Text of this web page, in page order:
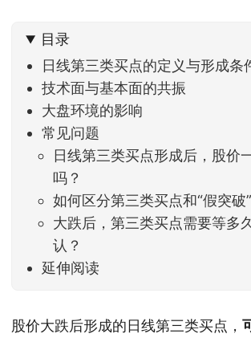
家感受到了春天般的暖风。指数涨
回暖到2
目录
日线第三类买点的定义与形成条
技术面与基本面的共振
大盘环境的影响
常见问题
日线第三类买点形成后，股价
吗？
如何区分第三类买点和“假突破
大跌后，第三类买点需要等多
认？
延伸阅读
股价大跌后形成的日线第三类买点，